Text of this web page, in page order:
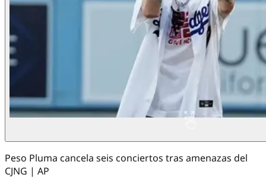
Peso Pluma cancela seis conciertos tras amenazas del
CJNG | AP